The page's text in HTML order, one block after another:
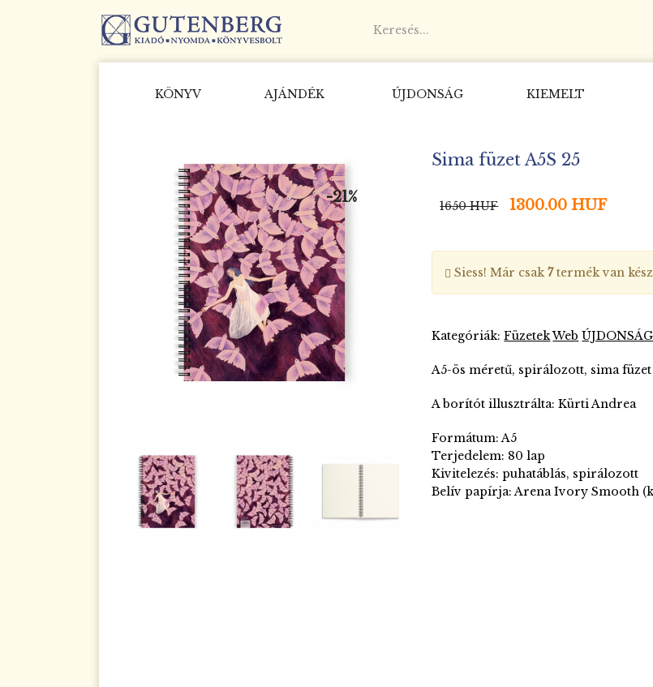
KÖNYV AJÁNDÉK ÚJDONSÁG KIEMELT
-21%
Sima füzet A5S 25
1650 HUF 1300.00 HUF
Siess! Már csak7termék van
Kategóriák:FüzetekWeb ÚJDONSÁG
A5-ös méretű, spirálozott, sima
A borítót illusztrálta: Kürti Andrea
Formátum: A5
Terjedelem: 80 lap
Kivitelezés: puhatáblás, spirálozott
Belív papírja: Arena Ivory Smooth